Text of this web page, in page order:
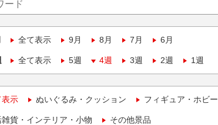
全て表示 9月 8月 7月 6月
全て表示 5週 4週 3週 2週 1週
表示 ぬいぐるみ・クッション フィギュア・ホビー
貨・インテリア・小物 その他景品